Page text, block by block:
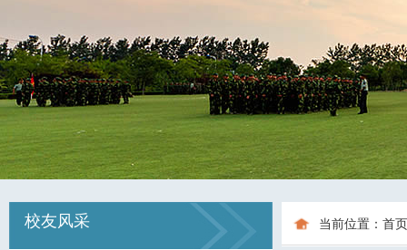
校友风采 当前位置： 首页